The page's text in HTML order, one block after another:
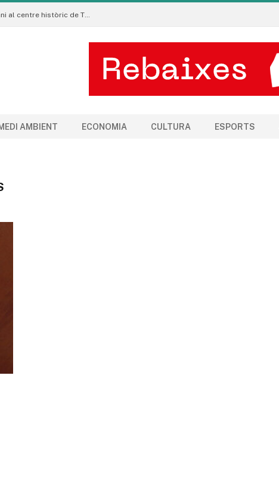
La Manigua Estudio porta l’art floral contemporani al centre històric de Tremp
AMBIENT ECONOMIA CULTURA ESPORTS